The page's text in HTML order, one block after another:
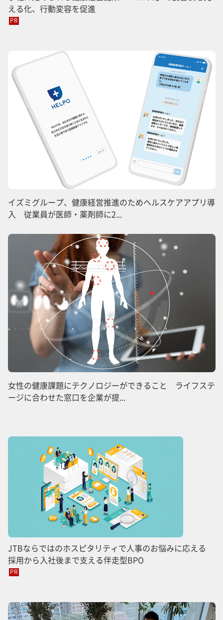
える化、行動変容を促進
PR
イズミグループ、健康経営推進のためヘルスケアアプリ導
入 従業員が医師・薬剤師に2...
女性の健康課題にテクノロジーができること ライフステ
ージに合わせた窓口を企業が提...
JTBならではのホスピタリティで人事のお悩みに応える
採用から入社後まで支える伴走型BPO
PR